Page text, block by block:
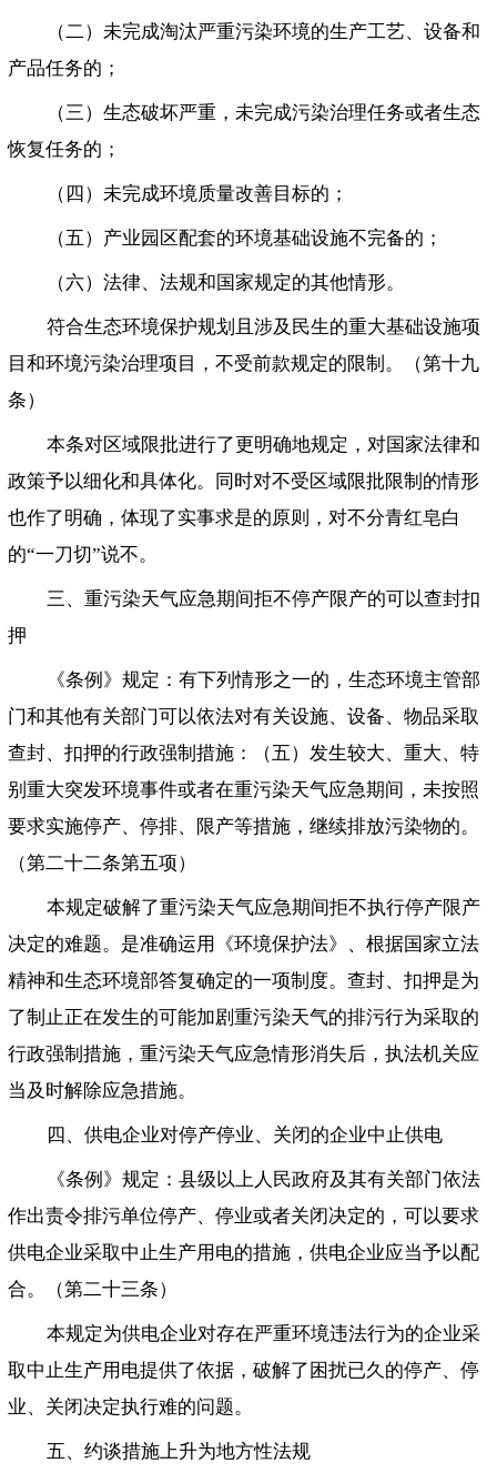
（二）未完成淘汰严重污染环境的生产工艺、设备和
产品任务的；
（三）生态破坏严重，未完成污染治理任务或者生态
恢复任务的；
（四）未完成环境质量改善目标的；
（五）产业园区配套的环境基础设施不完备的；
（六）法律、法规和国家规定的其他情形。
符合生态环境保护规划且涉及民生的重大基础设施项
目和环境污染治理项目，不受前款规定的限制。（第十九
条）
本条对区域限批进行了更明确地规定，对国家法律和
政策予以细化和具体化。同时对不受区域限批限制的情形
也作了明确，体现了实事求是的原则，对不分青红皂白
的“一刀切”说不。
三、重污染天气应急期间拒不停产限产的可以查封扣
押
《条例》规定：有下列情形之一的，生态环境主管部
门和其他有关部门可以依法对有关设施、设备、物品采取
查封、扣押的行政强制措施：（五）发生较大、重大、特
别重大突发环境事件或者在重污染天气应急期间，未按照
要求实施停产、停排、限产等措施，继续排放污染物的。
（第二十二条第五项）
本规定破解了重污染天气应急期间拒不执行停产限产
决定的难题。是准确运用《环境保护法》、根据国家立法
精神和生态环境部答复确定的一项制度。查封、扣押是为
了制止正在发生的可能加剧重污染天气的排污行为采取的
行政强制措施，重污染天气应急情形消失后，执法机关应
当及时解除应急措施。
四、供电企业对停产停业、关闭的企业中止供电
《条例》规定：县级以上人民政府及其有关部门依法
作出责令排污单位停产、停业或者关闭决定的，可以要求
供电企业采取中止生产用电的措施，供电企业应当予以配
合。（第二十三条）
本规定为供电企业对存在严重环境违法行为的企业采
取中止生产用电提供了依据，破解了困扰已久的停产、停
业、关闭决定执行难的问题。
五、约谈措施上升为地方性法规